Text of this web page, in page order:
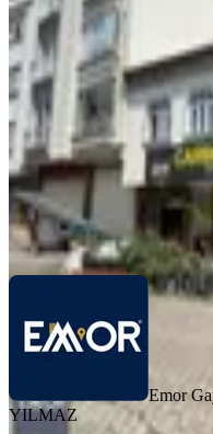
Ordu,
4 Oda·
50.000 ₺
Emor Gayrimenkul
Ara
Emor
YILMAZ